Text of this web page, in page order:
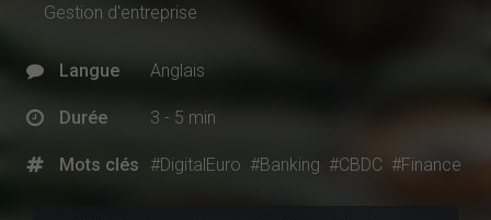
Gestion d'entreprise
Langue Anglais
Durée 3 - 5 min
Mots clés #DigitalEuro #Banking #CBDC #Finance